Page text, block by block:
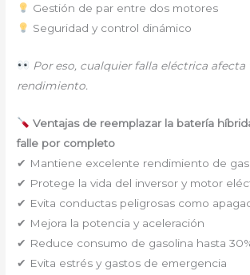
Gestión de par entre dos motores
Seguridad y control dinámico
Por eso, cualquier falla eléctrica afecta
rendimiento.
Ventajas de reemplazar la batería
falle por completo
✔ Mantiene excelente rendimiento de
✔ Protege la vida del inversor y motor
✔ Evita conductas peligrosas como
✔ Mejora la potencia y aceleración
✔ Reduce consumo de gasolina hasta
✔ Evita estrés y gastos de emergencia